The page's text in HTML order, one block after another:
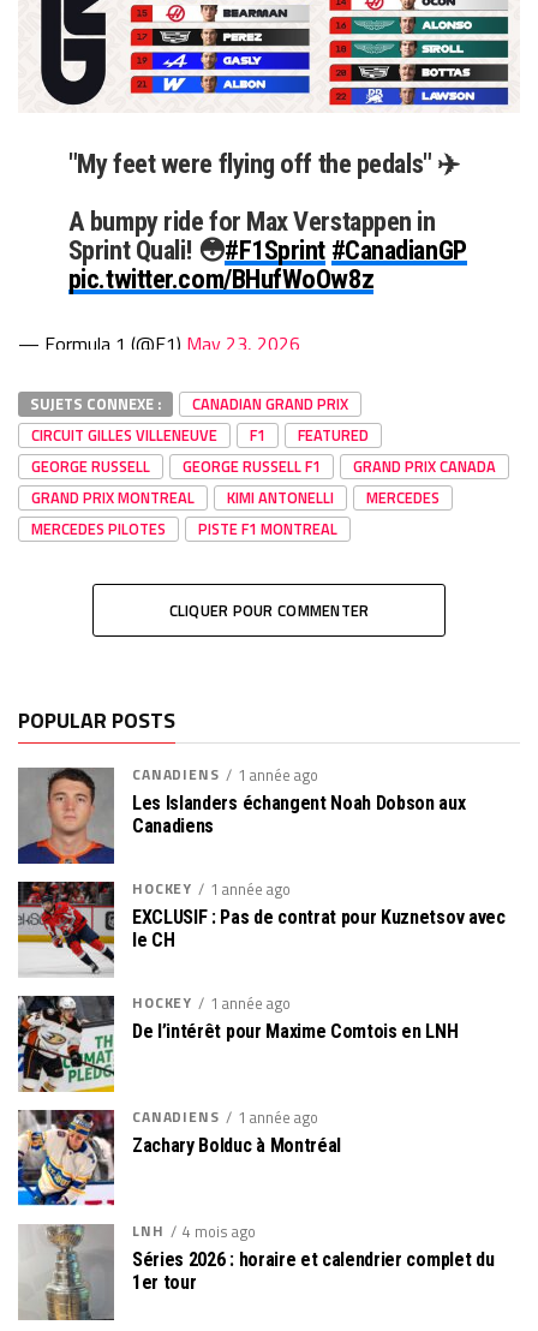
"My feet were flying off the pedals" ✈️
A bumpy ride for Max Verstappen in
Sprint Quali! 😳#F1Sprint #CanadianGP
pic.twitter.com/BHufWoOw8z
— Formula 1 (@F1) May 23, 2026
SUJETS CONNEXE :
CANADIAN GRAND PRIX
CIRCUIT GILLES VILLENEUVE
F1
FEATURED
GEORGE RUSSELL
GEORGE RUSSELL F1
GRAND PRIX CANADA
GRAND PRIX MONTREAL
KIMI ANTONELLI
MERCEDES
MERCEDES PILOTES
PISTE F1 MONTREAL
CLIQUER POUR COMMENTER
POPULAR POSTS
CANADIENS 1 année ago
Les Islanders échangent Noah Dobson aux
Canadiens
HOCKEY 1 année ago
EXCLUSIF : Pas de contrat pour Kuznetsov avec
le CH
HOCKEY 1 année ago
De l’intérêt pour Maxime Comtois en LNH
CANADIENS 1 année ago
Zachary Bolduc à Montréal
LNH 4 mois ago
Séries 2026 : horaire et calendrier complet du
1er tour